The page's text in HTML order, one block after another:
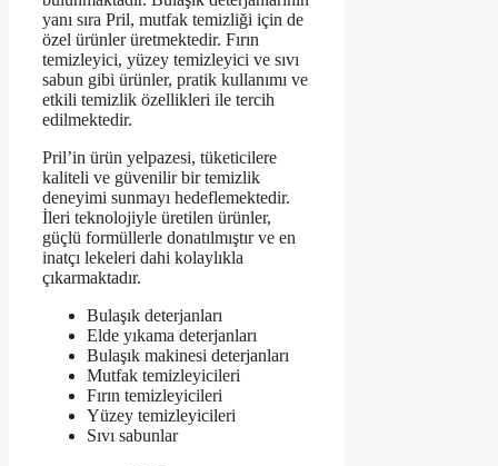
yanı sıra Pril, mutfak temizliği için de
özel ürünler üretmektedir. Fırın
temizleyici, yüzey temizleyici ve sıvı
sabun gibi ürünler, pratik kullanımı ve
etkili temizlik özellikleri ile tercih
edilmektedir.
Pril’in ürün yelpazesi, tüketicilere
kaliteli ve güvenilir bir temizlik
deneyimi sunmayı hedeflemektedir.
İleri teknolojiyle üretilen ürünler,
güçlü formüllerle donatılmıştır ve en
inatçı lekeleri dahi kolaylıkla
çıkarmaktadır.
Bulaşık deterjanları
Elde yıkama deterjanları
Bulaşık makinesi deterjanları
Mutfak temizleyicileri
Fırın temizleyicileri
Yüzey temizleyicileri
Sıvı sabunlar